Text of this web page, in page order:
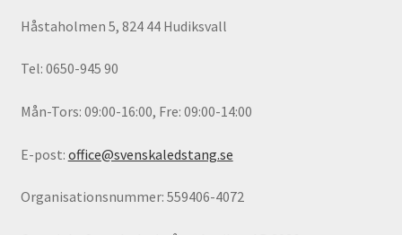
Håstaholmen 5, 824 44 Hudiksvall
Tel: 0650-945 90
Mån-Tors: 09:00-16:00, Fre: 09:00-14:00
E-post: office@svenskaledstang.se
Organisationsnummer: 559406-4072